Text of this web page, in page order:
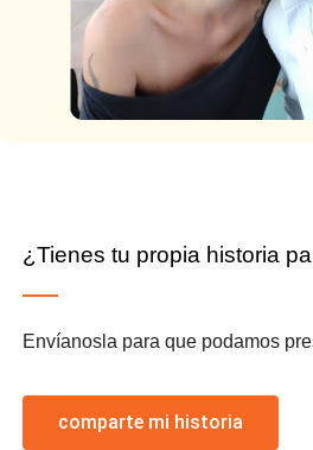
¿Tienes tu propia historia
Envíanosla para que podamos
comparte mi historia